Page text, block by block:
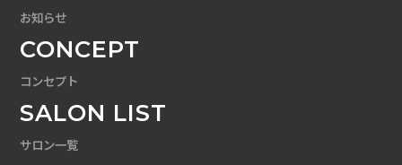
お知らせ
CONCEPT
コンセプト
SALON LIST
サロン一覧